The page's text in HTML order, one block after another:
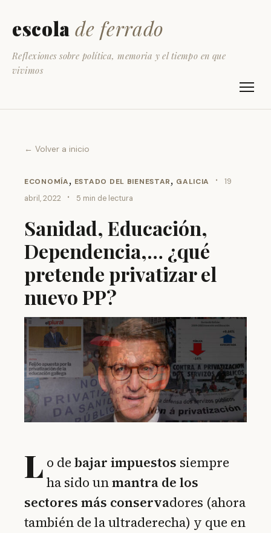
escola de ferrado
Reflexiones sobre política, memoria y el tiempo en que
vivimos
← Volver a inicio
ECONOMÍA, ESTADO DEL BIENESTAR, GALICIA ·
19
abril, 2022
· 5 min de lectura
Sanidad, Educación,
Dependencia,… ¿qué
pretende privatizar el
nuevo PP?
L o debajar impuestos siempre
ha sido unmantra de los
sectores más conservadores (ahora
también de la ultraderecha) y que en